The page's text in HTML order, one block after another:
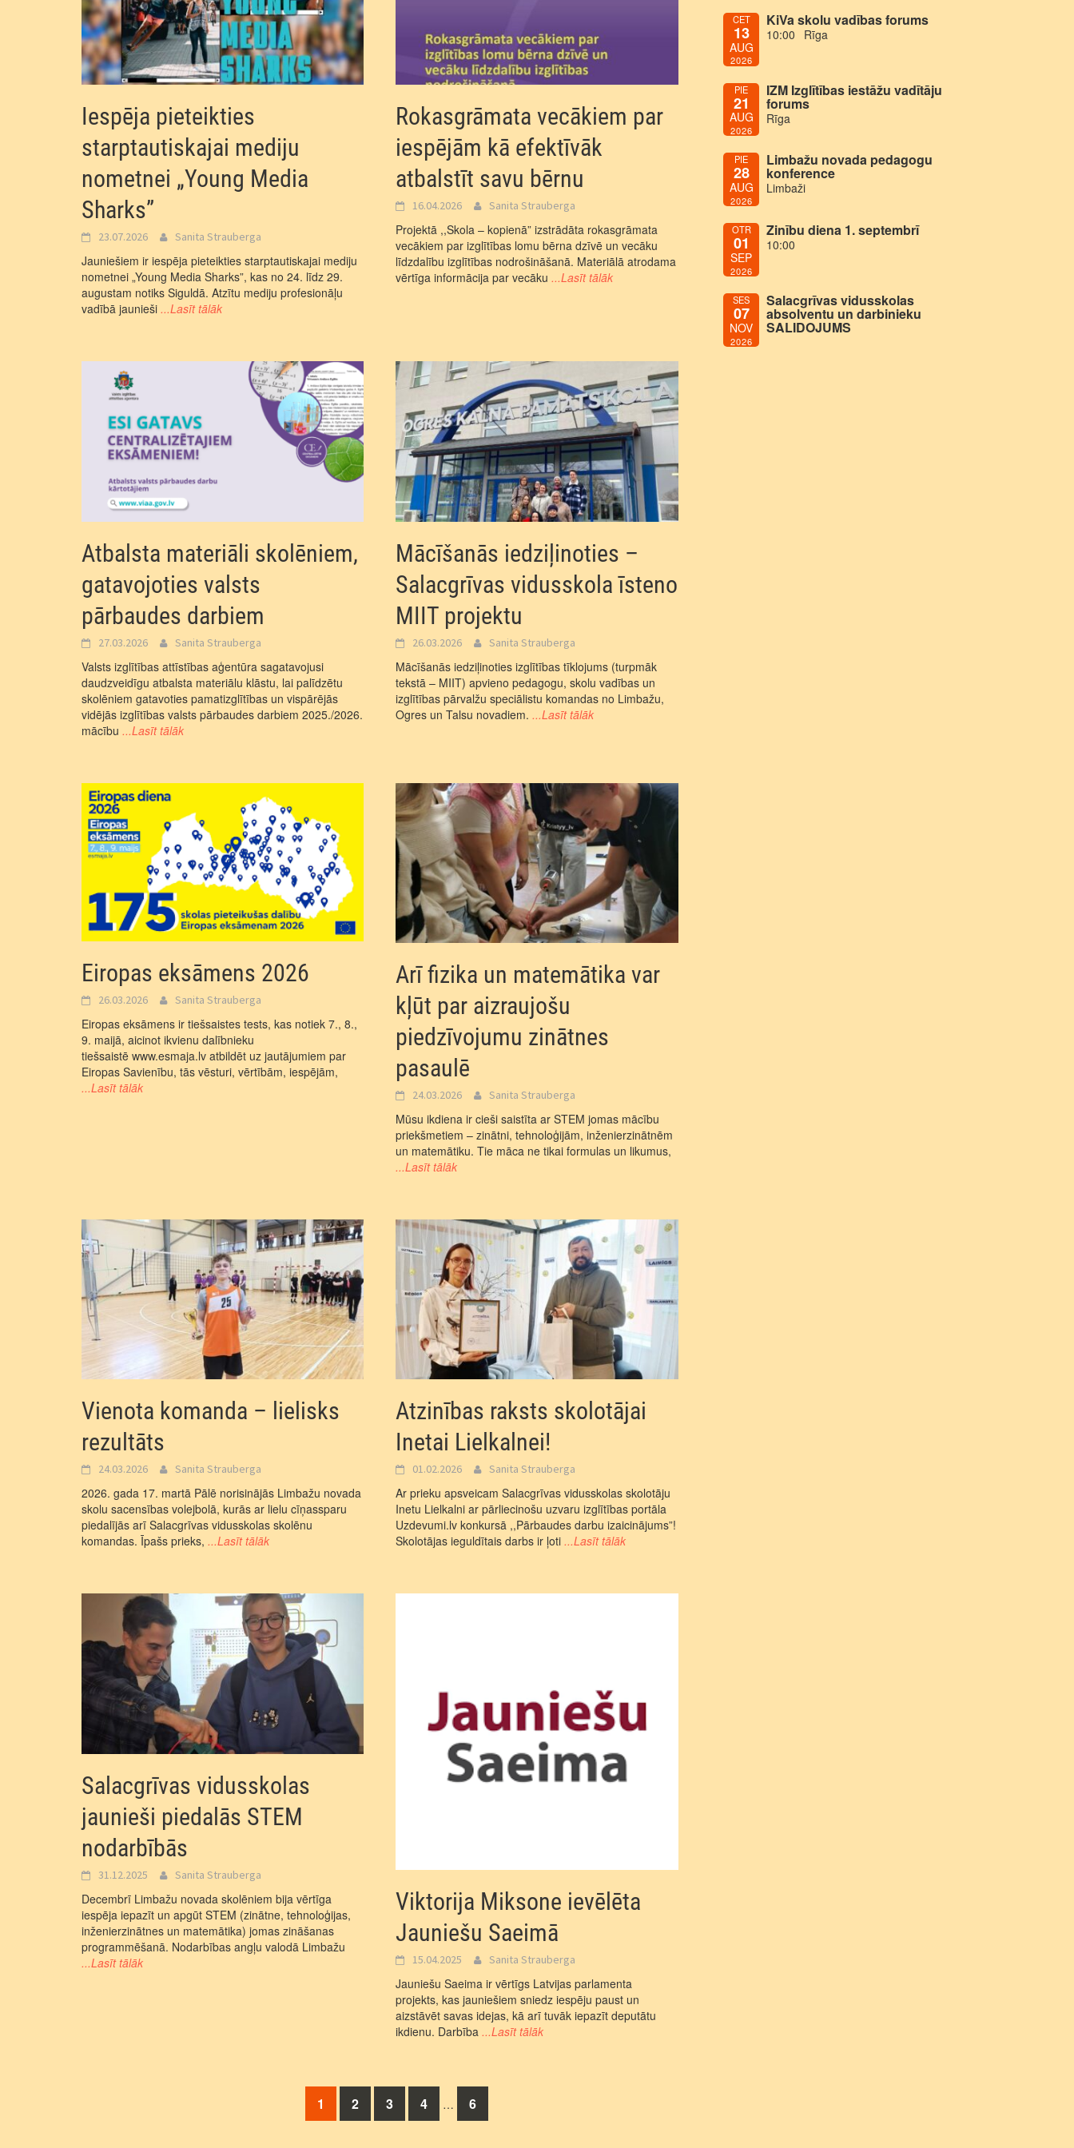
Iespēja pieteikties
starptautiskajai mediju
nometnei „Young Media
Sharks”
23.07.2026 Sanita Strauberga
Jauniešiem ir iespēja pieteikties starptautiskajai mediju
nometnei „Young Media Sharks”, kas no 24. līdz 29.
augustam notiks Siguldā. Atzītu mediju profesionāļu
vadībā jaunieši ...Lasīt tālāk
Rokasgrāmata vecākiem par
iespējām kā efektīvāk
atbalstīt savu bērnu
16.04.2026 Sanita Strauberga
Projektā ,,Skola – kopienā” izstrādāta rokasgrāmata
vecākiem par izglītības lomu bērna dzīvē un vecāku
līdzdalību izglītības nodrošināšanā. Materiālā atrodama
vērtīga informācija par vecāku...Lasīt tālāk
Atbalsta materiāli skolēniem,
gatavojoties valsts
pārbaudes darbiem
27.03.2026 Sanita Strauberga
Valsts izglītības attīstības aģentūra sagatavojusi
daudzveidīgu atbalsta materiālu klāstu, lai palīdzētu
skolēniem gatavoties pamatizglītības un vispārējās
vidējās izglītības valsts pārbaudes darbiem 2025./2026.
mācību ...Lasīt tālāk
Mācīšanās iedziļinoties –
Salacgrīvas vidusskola īsteno
MIIT projektu
26.03.2026 Sanita Strauberga
Mācīšanās iedziļinoties izglītības tīklojums (turpmāk
tekstā – MIIT) apvieno pedagogu, skolu vadības un
izglītības pārvalžu speciālistu komandas no Limbažu,
Ogres un Talsu novadiem. ...Lasīt tālāk
Eiropas eksāmens 2026
26.03.2026 Sanita Strauberga
Eiropas eksāmens ir tiešsaistes tests, kas notiek 7., 8.,
9. maijā, aicinot ikvienu dalībnieku
tiešsaistē www.esmaja.lv atbildēt uz jautājumiem par
Eiropas Savienību, tās vēsturi, vērtībām, iespējām,
...Lasīt tālāk
Arī fizika un matemātika var
kļūt par aizraujošu
piedzīvojumu zinātnes
pasaulē
24.03.2026 Sanita Strauberga
Mūsu ikdiena ir cieši saistīta ar STEM jomas mācību
priekšmetiem – zinātni, tehnoloģijām, inženierzinātnēm
un matemātiku. Tie māca ne tikai formulas un likumus,
...Lasīt tālāk
Vienota komanda – lielisks
rezultāts
24.03.2026 Sanita Strauberga
2026. gada 17. martā Pālē norisinājās Limbažu novada
skolu sacensības volejbolā, kurās ar lielu cīņassparu
piedalījās arī Salacgrīvas vidusskolas skolēnu
komandas. Īpašs prieks, ...Lasīt tālāk
Atzinības raksts skolotājai
Inetai Lielkalnei!
01.02.2026 Sanita Strauberga
Ar prieku apsveicam Salacgrīvas vidusskolas skolotāju
Inetu Lielkalni ar pārliecinošu uzvaru izglītības portāla
Uzdevumi.lv konkursā ,,Pārbaudes darbu izaicinājums”!
Skolotājas ieguldītais darbs ir ļoti...Lasīt tālāk
Salacgrīvas vidusskolas
jaunieši piedalās STEM
nodarbībās
31.12.2025 Sanita Strauberga
Decembrī Limbažu novada skolēniem bija vērtīga
iespēja iepazīt un apgūt STEM (zinātne, tehnoloģijas,
inženierzinātnes un matemātika) jomas zināšanas
programmēšanā. Nodarbības angļu valodā Limbažu
...Lasīt tālāk
Viktorija Miksone ievēlēta
Jauniešu Saeimā
15.04.2025 Sanita Strauberga
Jauniešu Saeima ir vērtīgs Latvijas parlamenta
projekts, kas jauniešiem sniedz iespēju paust un
aizstāvēt savas idejas, kā arī tuvāk iepazīt deputātu
ikdienu. Darbība ...Lasīt tālāk
1 2 3 4 … 6
CET
13
AUG
2026
KiVa skolu vadības forums
10:00 Rīga
PIE
21
AUG
2026
IZM Izglītības iestāžu vadītāju
forums
Rīga
PIE
28
AUG
2026
Limbažu novada pedagogu
konference
Limbaži
OTR
01
SEP
2026
Zinību diena 1. septembrī
10:00
SES
07
NOV
2026
Salacgrīvas vidusskolas
absolventu un darbinieku
SALIDOJUMS